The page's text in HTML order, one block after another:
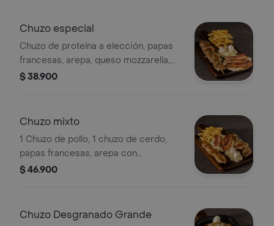
Chuzo especial
Chuzo de proteína a elección, papas
francesas, arepa, queso mozzarella,
tocineta, huevos de codorniz y
$ 38.900
Chuzo mixto
1 Chuzo de pollo, 1 chuzo de cerdo,
papas francesas, arepa con
mozzarella, tocineta, huevos de
$ 46.900
Chuzo Desgranado Grande